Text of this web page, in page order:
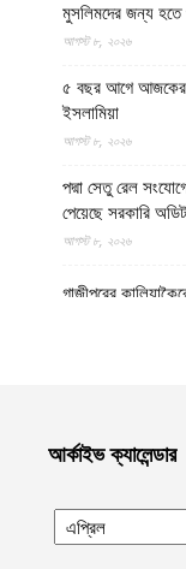
মুসলিমদের জন্য হতে
আগস্ট ৮, ২০২৬
৫ বছর আগে আজকের
ইসলামিয়া
আগস্ট ৮, ২০২৬
পদ্মা সেতু রেল
পেয়েছে সরকারি অডিট
আগস্ট ৮, ২০২৬
গাজীপুরের
হেলমান্দে বিপুল
আগস্ট ৮, ২০২৬
আর্কাইভ ক্যালেন্ডার